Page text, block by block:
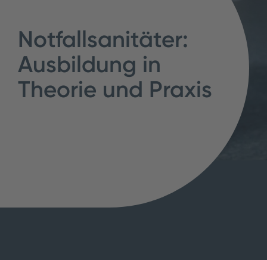
Notfallsanitäter:
Ausbildung in
Theorie und Praxis